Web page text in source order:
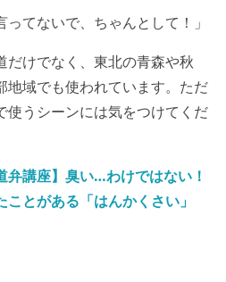
てないで、ちゃんとして！」
だけでなく、東北の青森や秋
地域でも使われています。ただ
使うシーンには気をつけてくだ
弁講座】臭い…わけではない！
とがある「はんかくさい」